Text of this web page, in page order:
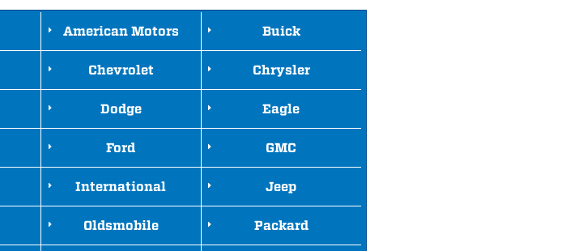
American Motors Buick
Chevrolet Chrysler
Dodge Eagle
Ford GMC
International Jeep
Oldsmobile Packard